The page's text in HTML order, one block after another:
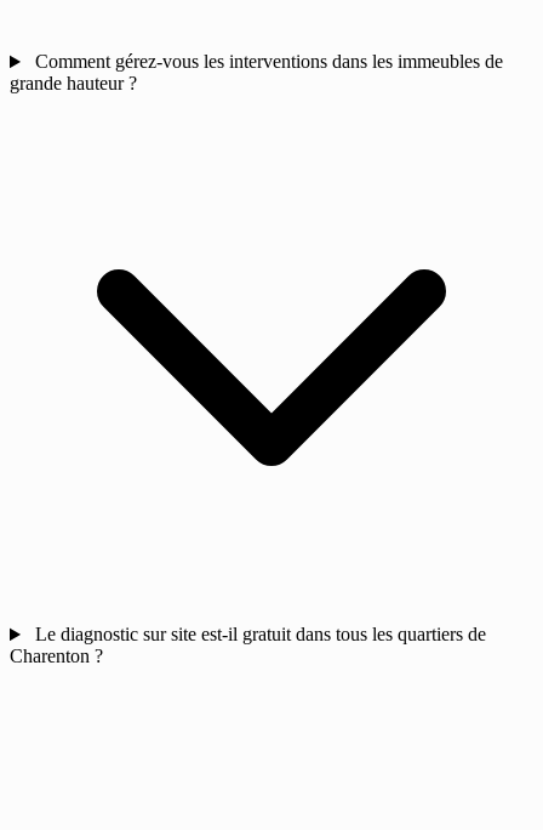
Comment gérez-vous les interventions dans les immeubles de
grande hauteur ?
Le diagnostic sur site est-il gratuit dans tous les quartiers de
Charenton ?